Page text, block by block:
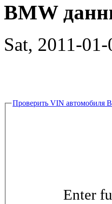
BMW
Sat, 2011-
Проверить VIN автомобиля
Enter